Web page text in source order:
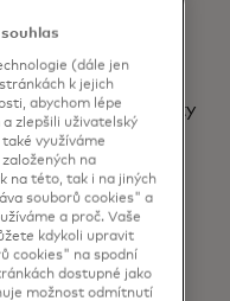
and lived in
New York, and
from the University
from the
(dále jen
k jejich
abychom lépe
zlepšili uživatelský
využíváme
na
na této, tak i na jiných
souborů cookies" a
a proč. Vaše
kdykoli upravit
cookies" na spodní
dostupné jako
možnost odmítnutí